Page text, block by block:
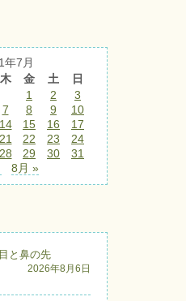
年7月
木 金 土
日
1
2
3
7 8 9
10
14 15 16
17
21 22 23
24
28 29 30
31
8月 »
と鼻の先
2026年8月6日